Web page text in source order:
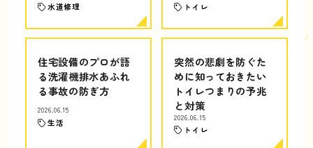
水道修理 トイレ
住宅設備のプロが語
る洗濯機排水あふれ
る事故の防ぎ方
2026.06.15
生活
突然の悲劇を防ぐた
めに知っておきたい
トイレつまりの予兆
と対策
2026.06.15
トイレ